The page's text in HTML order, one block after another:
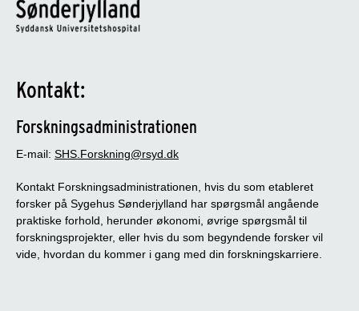
Kontakt:
Forskningsadministrationen
E-mail: SHS.Forskning@rsyd.dk
Kontakt Forskningsadministrationen, hvis du som etableret
forsker på Sygehus Sønderjylland har spørgsmål angående
praktiske forhold, herunder økonomi, øvrige spørgsmål til
forskningsprojekter, eller hvis du som begyndende forsker vil
vide, hvordan du kommer i gang med din forskningskarriere.